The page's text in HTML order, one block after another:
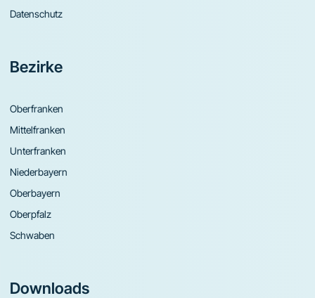
Datenschutz
Bezirke
Oberfranken
Mittelfranken
Unterfranken
Niederbayern
Oberbayern
Oberpfalz
Schwaben
Downloads